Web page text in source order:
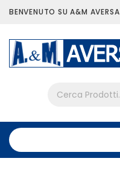
BENVENUTO SU A&M AVERSA